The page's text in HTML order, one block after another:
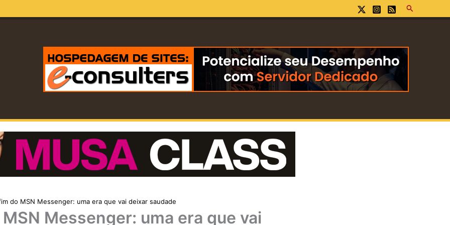
Pesquisar
do MSN Messenger: uma era que vai deixar saudade
Messenger: uma era que vai